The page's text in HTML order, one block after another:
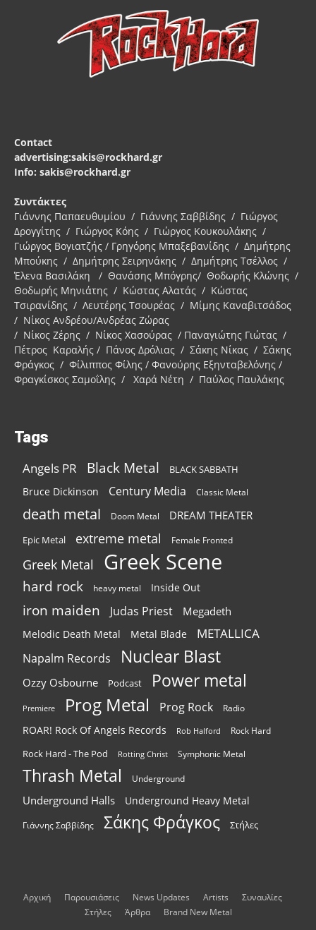
Contact
advertising:sakis@rockhard.gr
Info: sakis@rockhard.gr
Συντάκτες
Γιάννης Παπαευθυμίου / Γιάννης Σαββίδης / Γιώργος
Δρογγίτης / Γιώργος Κόης / Γιώργος Κουκουλάκης /
Γιώργος Βογιατζής / Γρηγόρης Μπαξεβανίδης / Δημήτρης
Μπούκης / Δημήτρης Σειρηνάκης / Δημήτρης Τσέλλος /
Έλενα Βασιλάκη / Θανάσης Μπόγρης/ Θοδωρής Κλώνης /
Θοδωρής Μηνιάτης / Κώστας Αλατάς / Κώστας
Τσιρανίδης / Λευτέρης Τσουρέας / Μίμης Καναβιτσάδος
/ Νίκος Ανδρέου/Ανδρέας Ζώρας
/ Νίκος Ζέρης / Νίκος Χασούρας / Παναγιώτης Γιώτας /
Πέτρος Καραλής / Πάνος Δρόλιας / Σάκης Νίκας / Σάκης
Φράγκος / Φίλιππος Φίλης / Φανούρης Εξηνταβελόνης /
Φραγκίσκος Σαμοΐλης / Χαρά Νέτη / Παύλος Παυλάκης
Tags
Angels PR Black Metal BLACK SABBATH
Bruce Dickinson Century Media Classic Metal
death metal Doom Metal DREAM THEATER
Epic Metal extreme metal Female Fronted
Greek Metal Greek Scene
hard rock heavy metal Inside Out
iron maiden Judas Priest Megadeth
Melodic Death Metal Metal Blade METALLICA
Napalm Records Nuclear Blast
Ozzy Osbourne Podcast Power metal
Premiere Prog Metal Prog Rock Radio
ROAR! Rock Of Angels Records Rob Halford Rock Hard
Rock Hard - The Pod Rotting Christ Symphonic Metal
Thrash Metal Underground
Underground Halls Underground Heavy Metal
Γιάννης Σαββίδης Σάκης Φράγκος Στήλες
Αρχική Παρουσιάσεις News Updates Artists
Συναυλίες
Στήλες
Άρθρα Brand New Metal